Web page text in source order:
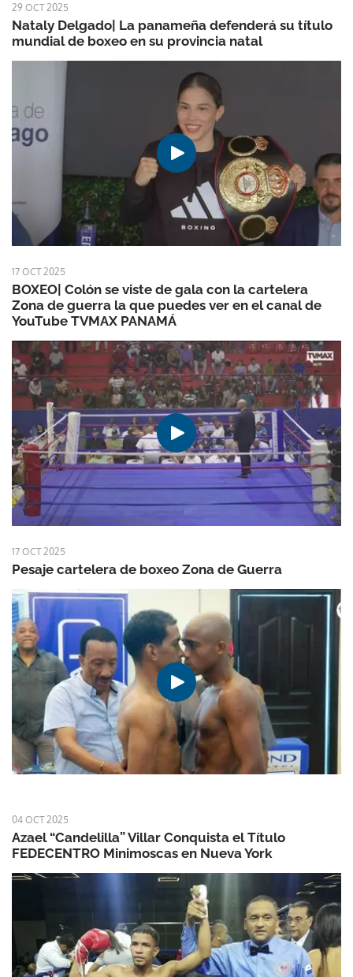
29 OCT 2025
Nataly Delgado| La panameña defenderá su título
mundial de boxeo en su provincia natal
17 OCT 2025
BOXEO| Colón se viste de gala con la cartelera
Zona de guerra la que puedes ver en el canal de
YouTube TVMAX PANAMÁ
17 OCT 2025
Pesaje cartelera de boxeo Zona de Guerra
04 OCT 2025
Azael “Candelilla” Villar Conquista el Título
FEDECENTRO Minimoscas en Nueva York